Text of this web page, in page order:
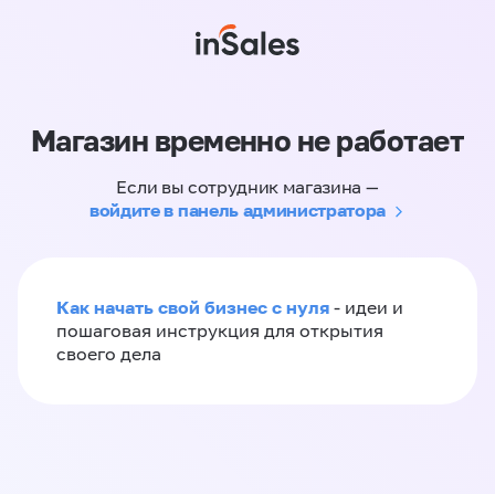
Магазин временно не работает
Если вы сотрудник магазина —
войдите в панель администратора
Как начать свой бизнес с нуля - идеи и
пошаговая инструкция для открытия
своего дела